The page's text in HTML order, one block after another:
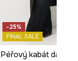
-25%
FINAL SALE